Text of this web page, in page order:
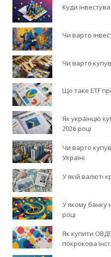
Куди
Чи варто
Чи варто
Що таке ETF
Як українцю
2026 році
Чи варто
Україні
У якій валюті
У якому банку
році
Як купити ОВДП
покрокова